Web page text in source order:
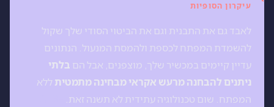
עיקרון הסופיות
לאבד גם את התבנית וגם את הביטוי הסודי שלך שקול
להשמדת המפתח לכספת ולהמסת המנעול. הנתונים
עדיין קיימים במכשיר שלך, מוצפנים, אבל הם בלתי
ניתנים להבחנה מרעש אקראי מבחינה מתמטית ללא
המפתח. שום טכנולוגיה עתידית לא תשנה זאת.